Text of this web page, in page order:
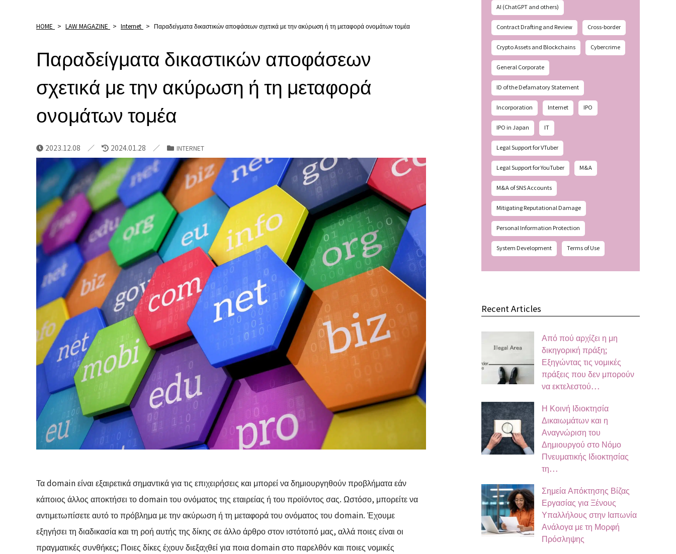
HOME > LAW MAGAZINE > Internet > Παραδείγματα δικαστικών αποφάσεων σχετικά με την ακύρωση ή τη μεταφορά ονομάτων τομέα
Παραδείγματα δικαστικών αποφάσεων
σχετικά με την ακύρωση ή τη μεταφορά
ονομάτων τομέα
2023.12.08 2024.01.28 INTERNET
Τα domain είναι εξαιρετικά σημαντικά για τις επιχειρήσεις και μπορεί να δημιουργηθούν προβλήματα εάν
κάποιος άλλος αποκτήσει το domain του ονόματος της εταιρείας ή του προϊόντος σας. Ωστόσο, μπορείτε να
αντιμετωπίσετε αυτό το πρόβλημα με την ακύρωση ή τη μεταφορά του ονόματος του domain. Έχουμε
εξηγήσει τη διαδικασία και τη ροή αυτής της δίκης σε άλλο άρθρο στον ιστότοπό μας, αλλά ποιες είναι οι
πραγματικές συνθήκες; Ποιες δίκες έχουν διεξαχθεί για ποια domain στο παρελθόν και ποιες νομικές
AI (ChatGPT and others)
Contract Drafting and Review Cross-border
Crypto Assets and Blockchains Cybercrime
General Corporate
ID of the Defamatory Statement
Incorporation Internet IPO
IPO in Japan IT
Legal Support for VTuber
Legal Support for YouTuber M&A
M&A of SNS Accounts
Mitigating Reputational Damage
Personal Information Protection
System Development Terms of Use
Recent Articles
Από πού αρχίζει η μη
δικηγορική πράξη;
Εξηγώντας τις νομικές
πράξεις που δεν μπορούν
να εκτελεστού…
Η Κοινή Ιδιοκτησία
Δικαιωμάτων και η
Αναγνώριση του
Δημιουργού στο Νόμο
Πνευματικής Ιδιοκτησίας
τη…
Σημεία Απόκτησης Βίζας
Εργασίας για Ξένους
Υπαλλήλους στην Ιαπωνία
Ανάλογα με τη Μορφή
Πρόσληψης